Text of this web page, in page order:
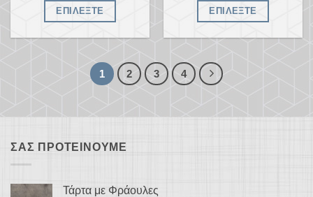
ΕΠΙΛΈΞΤΕ ΕΠΙΛΈΞΤΕ
1 2 3 4
ΣΑΣ ΠΡΟΤΕΊΝΟΥΜΕ
Τάρτα με Φράουλες